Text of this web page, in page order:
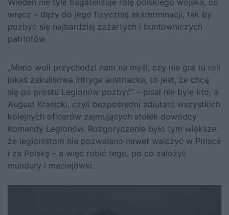
Wiedeń nie tyle bagatelizuje rolę polskiego wojska, co
wręcz – dąży do jego fizycznej eksterminacji, tak by
pozbyć się najbardziej zażartych i buntowniczych
patriotów.
„Mimo woli przychodzi nam na myśl, czy nie gra tu roli
jakaś zakulisowa intryga austriacka, to jest, że chcą
się po prostu Legionów pozbyć” – pisał nie byle kto, a
August Krasicki, czyli bezpośredni adiutant wszystkich
kolejnych oficerów zajmujących stołek dowódcy
Komendy Legionów. Rozgoryczenie było tym większe,
że legionistom nie pozwalano nawet walczyć w Polsce
i za Polskę – a więc robić tego, po co założyli
mundury i maciejówki.